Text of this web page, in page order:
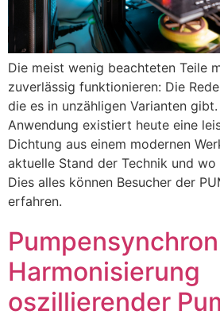
Die meist wenig beachteten Teile
zuverlässig funktionieren: Die
die es in unzähligen Varianten
Anwendung existiert heute eine
Dichtung aus einem modernen
aktuelle Stand der Technik und wo
Dies alles können Besucher der
erfahren.
Harmonisierung
oszillierender